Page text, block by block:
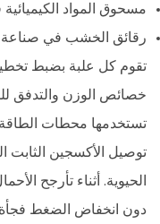
مسحوق المواد الكيميائية
رقائق الخشب في صناعة
تقوم كل علبة بضبط
خصائص الوزن والتدفق
تستخدمها محطات الطاقة
توصيل الأكسجين الثابت
الحيوية. أثناء تأرجح
دون انخفاض الضغط فجأة.